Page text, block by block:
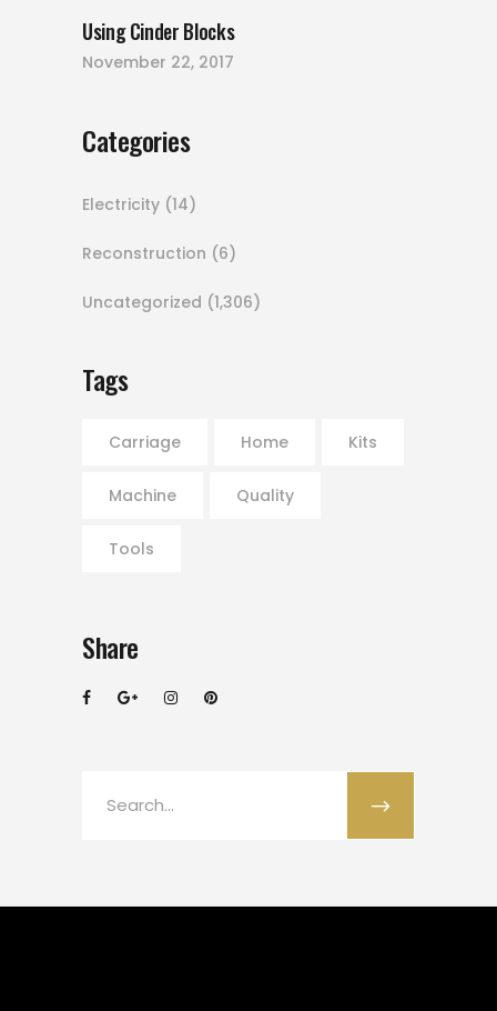
Using Cinder Blocks
November 22, 2017
Categories
Electricity (14)
Reconstruction (6)
Uncategorized (1,306)
Tags
Carriage Home Kits
Machine Quality
Tools
Share
for: